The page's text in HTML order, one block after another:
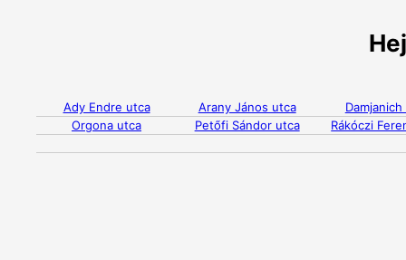
Ady Endre utca Arany János utca
Orgona utca
Petőfi Sándor utca Rákóczi